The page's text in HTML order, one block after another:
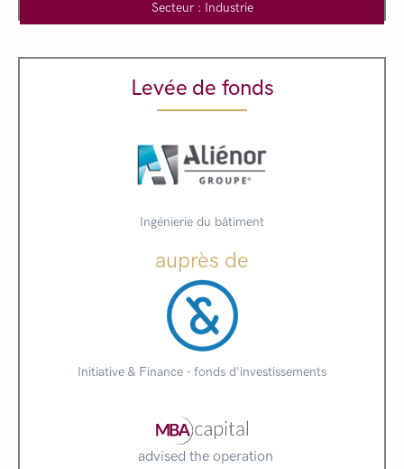
Secteur : Industrie
Levée de fonds
Ingénierie du bâtiment
auprès de
Initiative & Finance - fonds d'investissements
advised the operation